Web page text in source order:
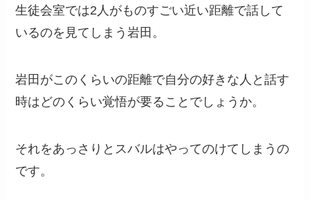
生徒会室では2人がものすごい近い距離で話して
いるのを見てしまう岩田。
岩田がこのくらいの距離で自分の好きな人と話す
時はどのくらい覚悟が要ることでしょうか。
それをあっさりとスバルはやってのけてしまうの
です。